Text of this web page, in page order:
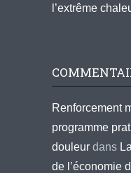
l’extrême
Renforcement
programme
douleur dans
de l’économie